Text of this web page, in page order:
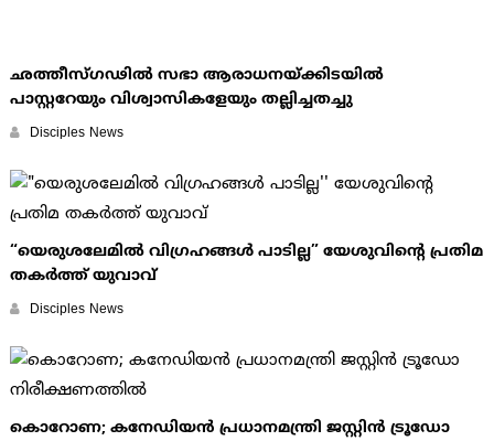
ഛത്തീസ്ഗഢില്‍ സഭാ ആരാധനയ്ക്കിടയില്‍
പാസ്റ്ററേയും വിശ്വാസികളേയും തല്ലിച്ചതച്ചു
Disciples News
“യെരുശലേമില്‍ വിഗ്രഹങ്ങള്‍ പാടില്ല” യേശുവിന്റെ പ്രതിമ
തകര്‍ത്ത് യുവാവ്
Disciples News
കൊറോണ; കനേഡിയന്‍ പ്രധാനമന്ത്രി ജസ്റ്റിന്‍ ട്രൂഡോ